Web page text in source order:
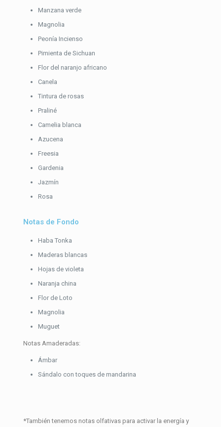
Manzana verde
Magnolia
Peonía Incienso
Pimienta de Sichuan
Flor del naranjo africano
Canela
Tintura de rosas
Praliné
Camelia blanca
Azucena
Freesia
Gardenia
Jazmín
Rosa
Notas de Fondo
Haba Tonka
Maderas blancas
Hojas de violeta
Naranja china
Flor de Loto
Magnolia
Muguet
Notas Amaderadas:
Ámbar
Sándalo con toques de mandarina
*También tenemos notas olfativas para activar la energía y